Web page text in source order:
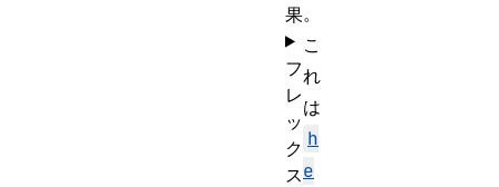
。
こ
れ
は
h
e
果
フ
レ
ッ
ク
ス